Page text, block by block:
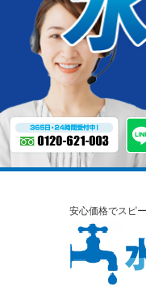
安心価格でスピ